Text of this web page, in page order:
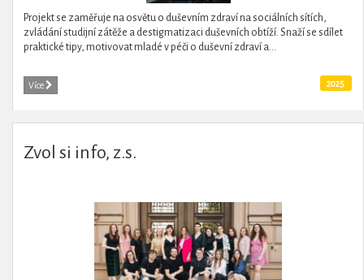
Projekt se zaměřuje na osvětu o duševním zdraví na sociálních sítích,
zvládání studijní zátěže a destigmatizaci duševních obtíží. Snaží se sdílet
praktické tipy, motivovat mladé v péči o duševní zdraví a...
Více 2025
Zvol si info, z.s.